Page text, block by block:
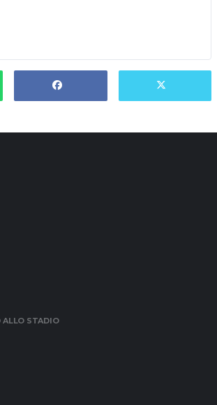
ALLO STADIO